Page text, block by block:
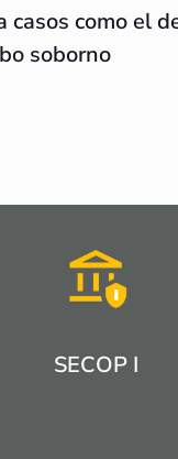
casos como el
soborno
SECOP I